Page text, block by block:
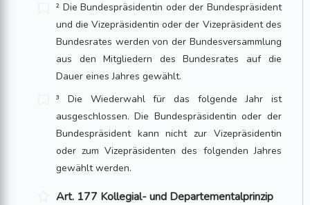
² Die Bundespräsidentin oder der Bundespräsident
und die Vizepräsidentin oder der Vizepräsident des
Bundesrates werden von der Bundesversammlung
aus den Mit­gliedern des Bundesrates auf die
Dauer eines Jahres gewählt.
³ Die Wiederwahl für das folgende Jahr ist
ausgeschlossen. Die Bundespräsidentin oder der
Bundespräsident kann nicht zur Vizepräsidentin
oder zum Vizepräsidenten des folgenden Jahres
gewählt werden.
Art. 177 Kollegial- und Departementalprinzip